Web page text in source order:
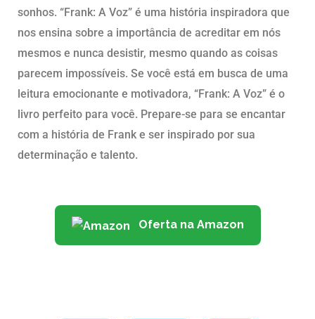
sonhos. “Frank: A Voz” é uma história inspiradora que
nos ensina sobre a importância de acreditar em nós
mesmos e nunca desistir, mesmo quando as coisas
parecem impossíveis. Se você está em busca de uma
leitura emocionante e motivadora, “Frank: A Voz” é o
livro perfeito para você. Prepare-se para se encantar
com a história de Frank e ser inspirado por sua
determinação e talento.
Oferta na Amazon